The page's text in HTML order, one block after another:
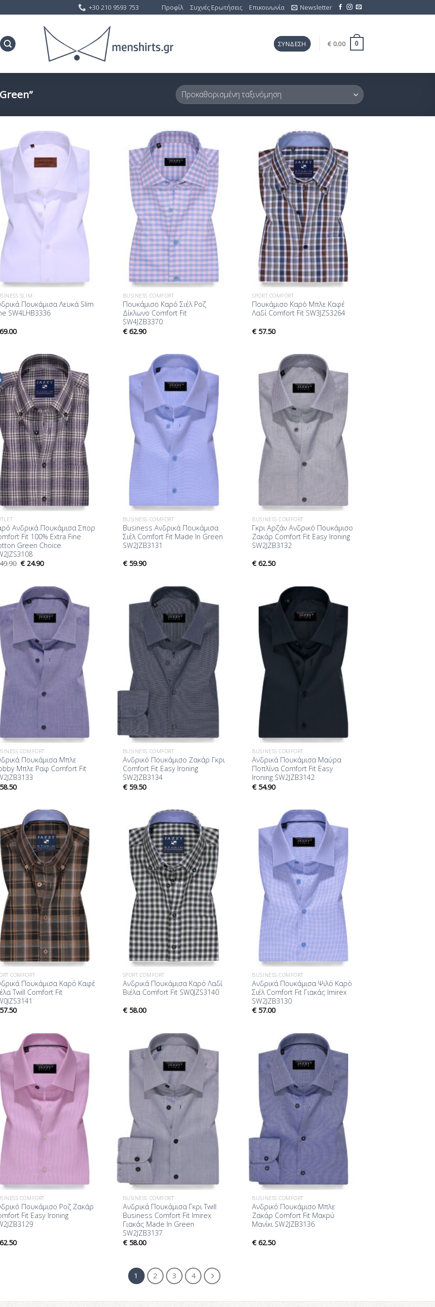
+30 210 9593 753 Προφίλ Συχνές Ερωτήσεις Επικοινωνία Newsletter
ΣΎΝΔΕΣΗ € 0.00 0
SLIM
Πουκάμισα Λευκά Slim
SW4LHB3336
Προσθήκη
στη Λίστα
Επιθυμίας
BUSINESS COMFORT
Πουκάμισο Καρό Σιέλ Ροζ
Δίκλωνο Comfort Fit
SW4JZB3370
€62.90
Προσθήκη
στη Λίστα
Επιθυμίας
SPORT COMFORT
Πουκάμισο Καρό Μπλε Καφέ
Λαδί Comfort Fit SW3JZS3264
€57.50
Προσθήκη
στη Λίστα
Επιθυμίας
Ανδρικά Πουκάμισα Σπορ
Fit 100% Extra Fine
Green Choice
€24.90
Επιθυμίας
BUSINESS COMFORT
Business Ανδρικά Πουκάμισα
Σιέλ Comfort Fit Made In Green
SW2JZB3131
€59.90
Προσθήκη
στη Λίστα
Επιθυμίας
BUSINESS COMFORT
Γκρι Αρζάν Ανδρικό Πουκάμισο
Ζακάρ Comfort Fit Easy Ironing
SW2JZB3132
€62.50
στη Λίστα
Επιθυμίας
COMFORT
Πουκάμισα Μπλε
Μπλε Ραφ Comfort Fit
Επιθυμίας
BUSINESS COMFORT
Ανδρικό Πουκάμισο Ζακάρ Γκρι
Comfort Fit Easy Ironing
SW2JZB3134
€59.50
στη Λίστα
Επιθυμίας
BUSINESS COMFORT
Ανδρικά Πουκάμισα Μαύρα
Ποπλίνα Comfort Fit Easy
Ironing SW2JZB3142
€54.90
Προσθήκη
στη Λίστα
Επιθυμίας
COMFORT
Πουκάμισα Καρό Καφέ
Twill Comfort Fit
Προσθήκη
στη Λίστα
Επιθυμίας
SPORT COMFORT
Ανδρικά Πουκάμισα Καρό Λαδί
Βιέλα Comfort Fit SW0JZS3140
€58.00
Προσθήκη
στη Λίστα
Επιθυμίας
BUSINESS COMFORT
Ανδρικά Πουκάμισα Ψιλό Καρό
Σιέλ Comfort Fit Γιακάς Imirex
SW2JZB3130
€57.00
Προσθήκη
Επιθυμίας
COMFORT
Πουκάμισο Ροζ Ζακάρ
Fit Easy Ironing
στη Λίστα
Επιθυμίας
BUSINESS COMFORT
Ανδρικά Πουκάμισα Γκρι Twill
Business Comfort Fit Imirex
Γιακάς Made In Green
SW2JZB3137
€58.00
στη Λίστα
Επιθυμίας
BUSINESS COMFORT
Ανδρικό Πουκάμισο Μπλε
Ζακάρ Comfort Fit Μακρύ
Μανίκι SW2JZB3136
€62.50
1 2 3 4